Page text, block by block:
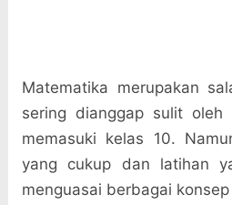
Matematika merupakan
sering dianggap sulit
memasuki kelas 10.
yang cukup dan latihan
menguasai berbagai